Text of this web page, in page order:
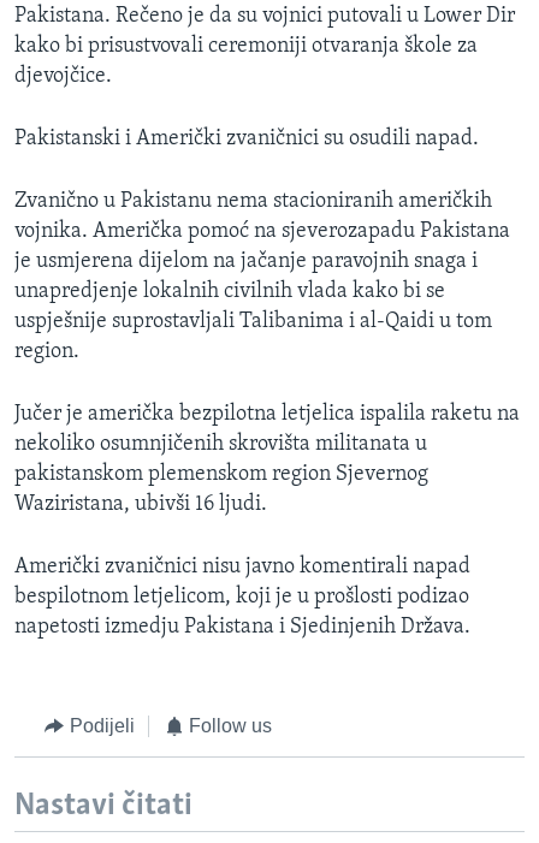
Pakistana. Rečeno je da su vojnici putovali u Lower Dir
kako bi prisustvovali ceremoniji otvaranja škole za
djevojčice.
Pakistanski i Američki zvaničnici su osudili napad.
Zvanično u Pakistanu nema stacioniranih američkih
vojnika. Američka pomoć na sjeverozapadu Pakistana
je usmjerena dijelom na jačanje paravojnih snaga i
unapredjenje lokalnih civilnih vlada kako bi se
uspješnije suprostavljali Talibanima i al-Qaidi u tom
region.
Jučer je američka bezpilotna letjelica ispalila raketu na
nekoliko osumnjičenih skrovišta militanata u
pakistanskom plemenskom region Sjevernog
Waziristana, ubivši 16 ljudi.
Američki zvaničnici nisu javno komentirali napad
bespilotnom letjelicom, koji je u prošlosti podizao
napetosti izmedju Pakistana i Sjedinjenih Država.
Podijeli Follow us
Nastavi čitati